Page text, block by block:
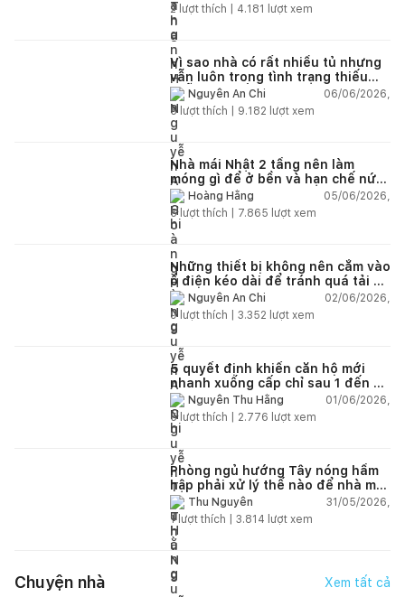
2lượt thích | 4.181 lượt xem
Vì sao nhà có rất nhiều tủ nhưng
vẫn luôn trong tình trạng thiếu
chỗ chứa đồ?
Nguyễn An Chi
06/06/2026,
5lượt thích | 9.182 lượt xem
Nhà mái Nhật 2 tầng nên làm
móng gì để ở bền và hạn chế nứt
lún?Hoàng Hằng
05/06/2026,
5lượt thích | 7.865 lượt xem
Những thiết bị không nên cắm vào
ổ điện kéo dài để tránh quá tải và
chập cháy trong nhà
Nguyễn An Chi
02/06/2026,
9lượt thích | 3.352 lượt xem
5 quyết định khiến căn hộ mới
nhanh xuống cấp chỉ sau 1 đến 2
nămNguyễn Thu Hằng
01/06/2026,
5lượt thích | 2.776 lượt xem
Phòng ngủ hướng Tây nóng hầm
hập phải xử lý thế nào để nhà mát
hơn?Thu Nguyễn
31/05/2026,
1lượt thích | 3.814 lượt xem
Chuyện nhà Xem tất cả